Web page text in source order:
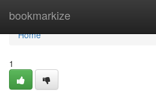
bookmarkize
Home
Home
1